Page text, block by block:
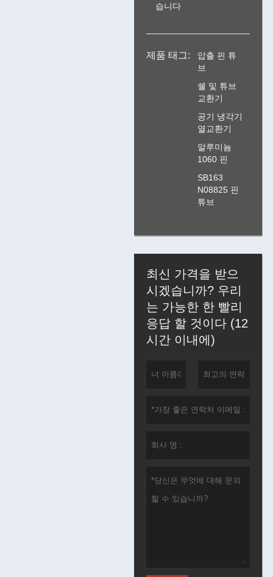
습니다
제품 태그:
압출 핀 튜
브
쉘 및 튜브
교환기
공기 냉각기
열교환기
알루미늄
1060 핀
SB163
N08825 핀
튜브
최신 가격을 받으
시겠습니까? 우리
는 가능한 한 빨리
응답 할 것이다 (12
시간 이내에)